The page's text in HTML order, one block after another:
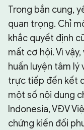
Trong bắn cung,
quan trọng. Chỉ
khắc quyết định
mất cơ hội. Vì
huấn luyện tâm
trực tiếp đến kết
một số nội dung
Indonesia, VĐV
chứng kiến đối